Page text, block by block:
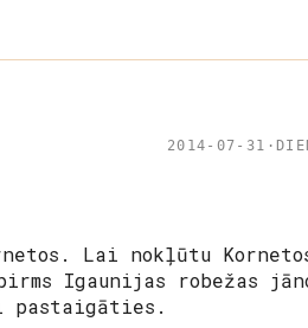
2014-07-31 ·
Lai nokļūtu
Igaunijas robežas